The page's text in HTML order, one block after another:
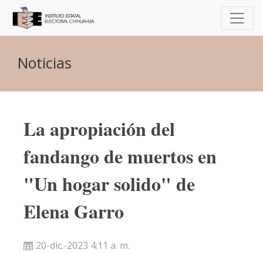
Noticias
La apropiación del
fandango de muertos en
"Un hogar solido" de
Elena Garro
20-dic.-2023 4:11 a. m.